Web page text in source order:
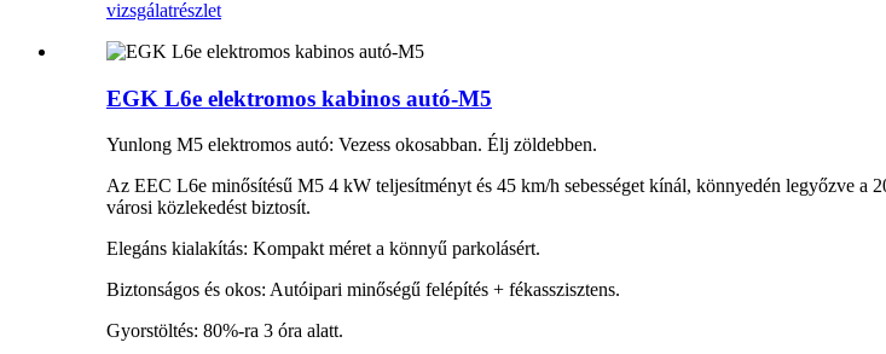
vizsgálatrészlet
EGK L6e elektromos kabinos autó-M5
Yunlong M5 elektromos autó: Vezess okosabban. Élj zöldebben.
Az EEC L6e minősítésű M5 4 kW teljesítményt és 45 km/h sebességet kínál, könnyedén legyőzve a
városi közlekedést biztosít.
Elegáns kialakítás: Kompakt méret a könnyű parkolásért.
Biztonságos és okos: Autóipari minőségű felépítés + fékasszisztens.
Gyorstöltés: 80%-ra 3 óra alatt.